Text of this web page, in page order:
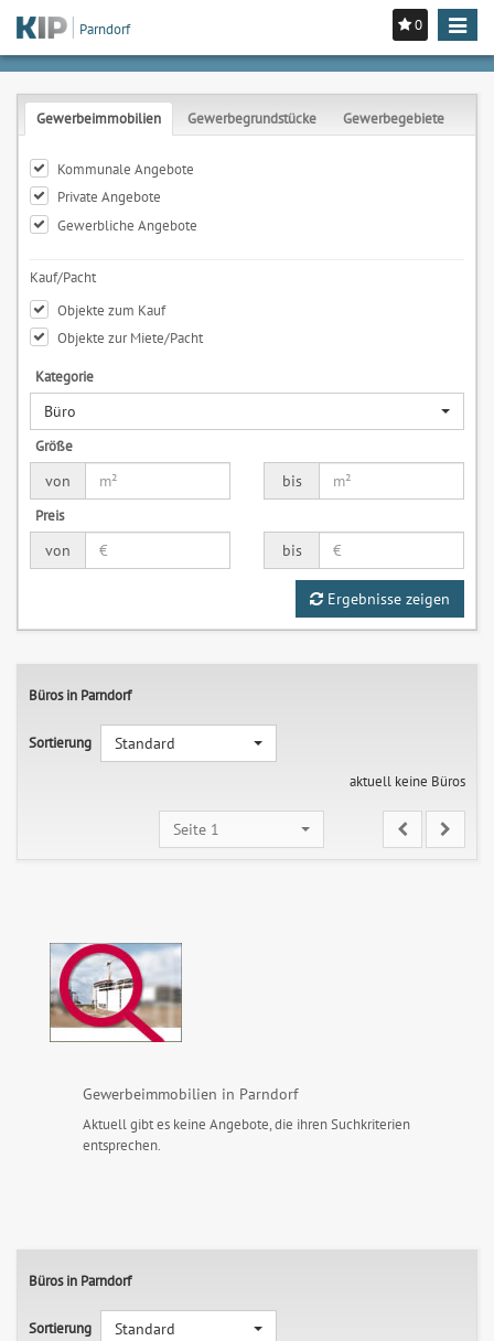
0
Toggle
Parndorf
Gewerbeimmobilien Gewerbegrundstücke Gewerbegebiete
Kommunale Angebote
Private Angebote
Gewerbliche Angebote
Kauf/Pacht
Objekte zum Kauf
Objekte zur Miete/Pacht
Kategorie
Büro
Größe
von
bis
Preis
von
bis
Ergebnisse zeigen
Büros in Parndorf
Sortierung
Standard
aktuell keine Büros
Seite 1
Gewerbeimmobilien in Parndorf
Aktuell gibt es keine Angebote, die ihren Suchkriterien
entsprechen.
Büros in Parndorf
Sortierung
Standard